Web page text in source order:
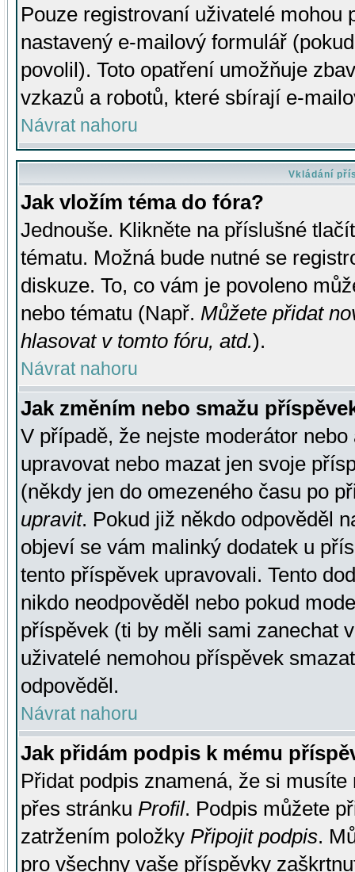
Pouze registrovaní uživatelé mohou
nastavený e-mailový formulář
povolil). Toto opatření umožňuje
vzkazů a robotů, které sbírají e-
Návrat nahoru
Vkládání
Jak vložím téma do fóra?
Jednouše. Klikněte na příslušné
tématu. Možná bude nutné se
diskuze. To, co vám je povoleno
nebo tématu (Např. Můžete přidat
hlasovat v tomto fóru, atd.).
Návrat nahoru
Jak změním nebo smažu
V případě, že nejste moderátor
upravovat nebo mazat jen svoje
(někdy jen do omezeného času po
upravit. Pokud již někdo odpověděl
objeví se vám malinký dodatek u
tento příspěvek upravovali. Tento
nikdo neodpověděl nebo pokud
příspěvek (ti by měli sami zanechat
uživatelé nemohou příspěvek
odpověděl.
Návrat nahoru
Jak přidám podpis k mému
Přidat podpis znamená, že si
přes stránku Profil. Podpis můžete
zatržením položky Připojit podpis.
pro všechny vaše příspěvky